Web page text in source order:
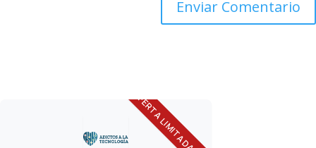
OFERTA LIMITADA